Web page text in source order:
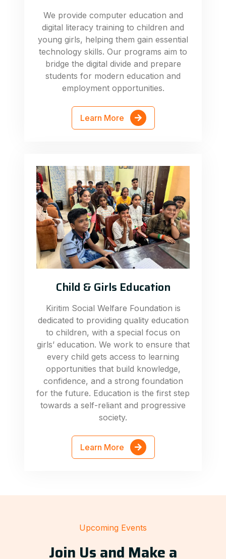
We provide computer education and
digital literacy training to children and
young girls, helping them gain essential
technology skills. Our programs aim to
bridge the digital divide and prepare
students for modern education and
employment opportunities.
Learn More
Child & Girls Education
Kiritim Social Welfare Foundation is
dedicated to providing quality education
to children, with a special focus on
girls’ education. We work to ensure that
every child gets access to learning
opportunities that build knowledge,
confidence, and a strong foundation
for the future. Education is the first step
towards a self-reliant and progressive
society.
Learn More
Upcoming Events
Join Us and Make a